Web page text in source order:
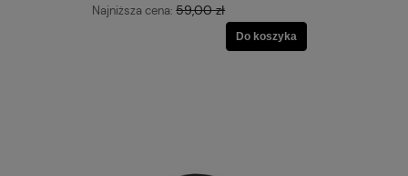
Najniższa cena:59,00 zł
Do koszyka